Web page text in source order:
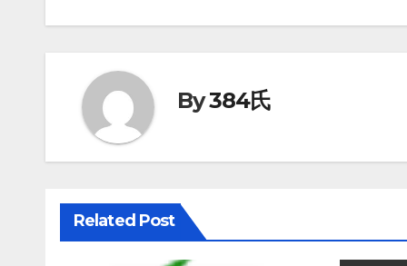
ナ
ゲ
ー
シ
ョ
ン
By384氏
Related Post